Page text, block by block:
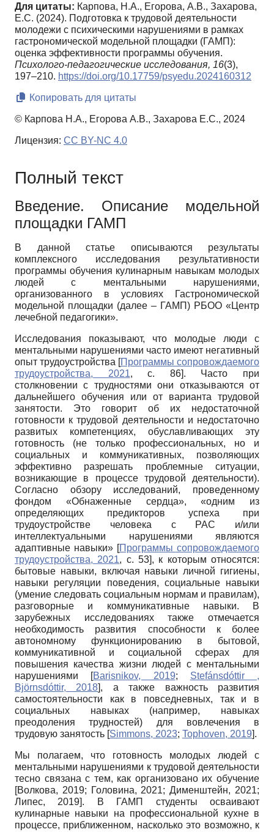
Для цитаты: Карпова, Н.А., Егорова, А.В., Захарова,
Е.С. (2024). Подготовка к трудовой деятельности
молодежи с психическими нарушениями в рамках
гастрономической модельной площадки (ГАМП):
оценка эффективности программы обучения.
Психолого-педагогические исследования, 16(3),
197–210. https://doi.org/10.17759/psyedu.2024160312
Копировать для цитаты
© Карпова Н.А., Егорова А.В., Захарова Е.С., 2024
Лицензия: CC BY-NC 4.0
Полный текст
Введение. Описание модельной
площадки ГАМП
В данной статье описываются результаты
комплексного исследования результативности
программы обучения кулинарным навыкам молодых
людей с ментальными нарушениями,
организованного в условиях Гастрономической
модельной площадки (далее – ГАМП) РБОО «Центр
лечебной педагогики».
Исследования показывают, что молодые люди с
ментальными нарушениями часто имеют негативный
опыт трудоустройства [Программы сопровождаемого
трудоустройства, 2021, с. 86]. Часто при
столкновении с трудностями они отказываются от
дальнейшего обучения или от варианта трудовой
занятости. Это говорит об их недостаточной
готовности к трудовой деятельности и недостаточно
развитых компетенциях, обуславливающих эту
готовность (не только профессиональных, но и
социальных и коммуникативных, позволяющих
эффективно разрешать проблемные ситуации,
возникающие в процессе трудовой деятельности).
Согласно обзору исследований, проведенному
фондом «Обнаженные сердца», «одним из
определяющих предикторов успеха при
трудоустройстве человека с РАС и/или
интеллектуальными нарушениями являются
адаптивные навыки» [Программы сопровождаемого
трудоустройства, 2021, с. 53], к которым относятся:
бытовые навыки, включая навыки личной гигиены,
навыки регуляции поведения, социальные навыки
(умение следовать социальным нормам и правилам),
разговорные и коммуникативные навыки. В
зарубежных исследованиях также отмечается
необходимость развития способности к более
автономному функционированию в бытовой,
коммуникативной и социальной сферах для
повышения качества жизни людей с ментальными
нарушениями
[Barisnikov, 2019; Stefánsdóttir ,
Björnsdóttir, 2018], а также важность развития
самостоятельности как в повседневных, так и в
социальных навыках (например, навыках
преодоления трудностей) для вовлечения в
трудовую занятость [Simmons, 2023; Tophoven, 2019].
Мы полагаем, что готовность молодых людей с
ментальными нарушениями к трудовой деятельности
тесно связана с тем, как организовано их обучение
[Волкова, 2019; Головина, 2021;Дименштейн, 2021;
Липес, 2019]. В ГАМП студенты осваивают
кулинарные навыки на профессиональной кухне в
процессе, приближенном, насколько это возможно, к